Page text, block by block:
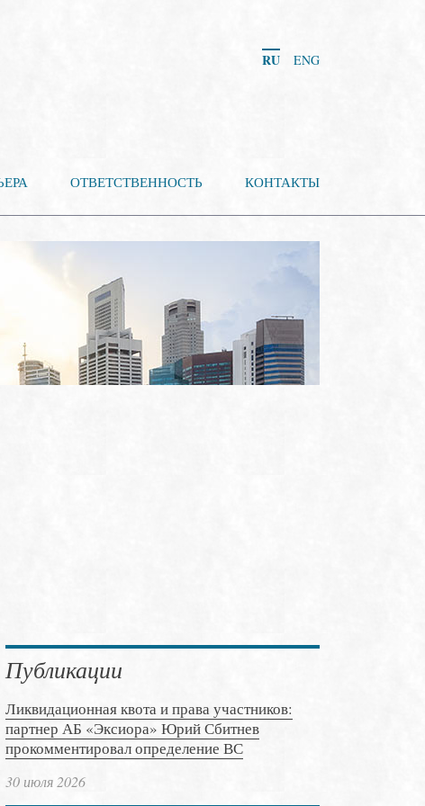
RU ENG
ОТВЕТСТВЕННОСТЬ КОНТАКТЫ
Публикации
Ликвидационная квота и права участников:
партнер АБ «Эксиора» Юрий Сбитнев
прокомментировал определение ВС
30 июля 2026